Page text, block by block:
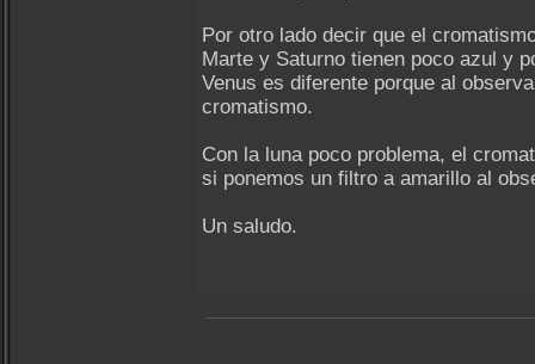
Por otro lado decir que el
Marte y Saturno tienen poco azul y
Venus es diferente porque al
cromatismo.
Con la luna poco problema, el
si ponemos un filtro a amarillo al
Un saludo.